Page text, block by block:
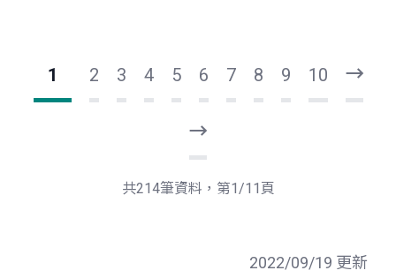
1 2 3 4 5 6 7 8 9 10
一
後
一
頁
共214筆資料，第1/11頁
2022/09/19 更新